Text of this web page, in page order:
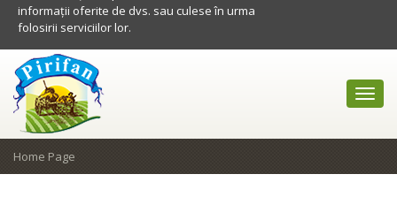
Home Page
informații oferite de dvs. sau culese în urma
folosirii serviciilor lor.